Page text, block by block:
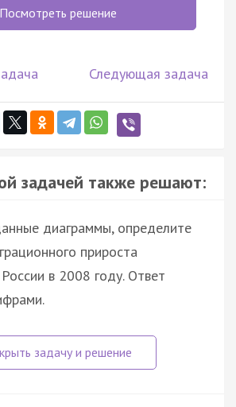
Посмотреть решение
Следующая задача
задачей также решают:
диаграммы, определите
прироста
в 2008 году. Ответ